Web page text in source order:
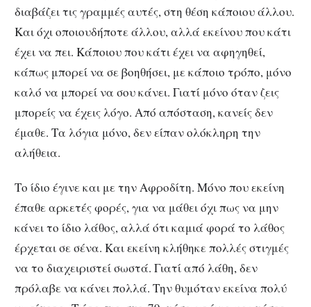
διαβάζει τις γραμμές αυτές, στη θέση κάποιου άλλου.
Και όχι οποιουδήποτε άλλου, αλλά εκείνου που κάτι
έχει να πει. Κάποιου που κάτι έχει να αφηγηθεί,
κάπως μπορεί να σε βοηθήσει, με κάποιο τρόπο, μόνο
καλό να μπορεί να σου κάνει. Γιατί μόνο όταν ζεις
μπορείς να έχεις λόγο. Από απόσταση, κανείς δεν
έμαθε. Τα λόγια μόνο, δεν είπαν ολόκληρη την
αλήθεια.
Το ίδιο έγινε και με την Αφροδίτη. Μόνο που εκείνη
έπαθε αρκετές φορές, για να μάθει όχι πως να μην
κάνει το ίδιο λάθος, αλλά ότι καμιά φορά το λάθος
έρχεται σε σένα. Και εκείνη κλήθηκε πολλές στιγμές
να το διαχειριστεί σωστά. Γιατί από λάθη, δεν
πρόλαβε να κάνει πολλά. Την θυμόταν εκείνα πολύ